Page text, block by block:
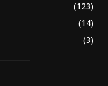
(123)
(14)
(3)